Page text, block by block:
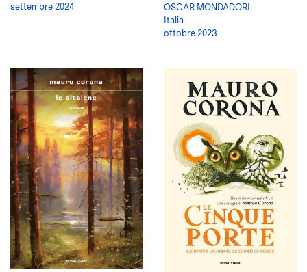
settembre 2024
OSCAR MONDADORI
Italia
ottobre 2023